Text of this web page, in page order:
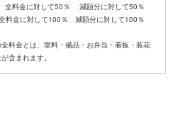
料金に対して50％ 減額分に対して50％
金に対して100％ 減額分に対して100％
料金とは、室料・備品・お弁当・看板・装花